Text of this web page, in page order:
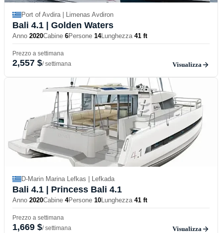
Port of Avdira | Limenas Avdiron
Bali 4.1 | Golden Waters
Anno 2020Cabine 6Persone 14Lunghezza 41 ft
Prezzo a settimana
2,557 $/ settimana Visualizza
D-Marin Marina Lefkas | Lefkada
Bali 4.1 | Princess Bali 4.1
Anno 2020Cabine 4Persone 10Lunghezza 41 ft
Prezzo a settimana
1,669 $/ settimana Visualizza